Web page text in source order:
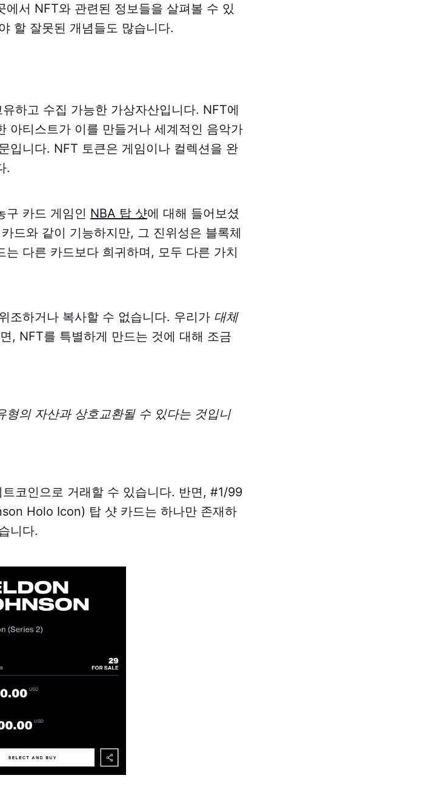
서 NFT와 관련된 정보들을 살펴볼 수 있
할 잘못된 개념들도 많습니다.
하고 수집 가능한 가상자산입니다. NFT에
아티스트가 이를 만들거나 세계적인 음악가
입니다. NFT 토큰은 게임이나 컬렉션을 완
.
구 카드 게임인 NBA 탑 샷에 대해 들어보셨
드와 같이 기능하지만, 그 진위성은 블록체
다른 카드보다 희귀하며, 모두 다른 가치
조하거나 복사할 수 없습니다. 우리가 대체
, NFT를 특별하게 만드는 것에 대해 조금
의 자산과 상호교환될 수 있다는 것입니
코인으로 거래할 수 있습니다. 반면, #1/99
Holo Icon) 탑 샷 카드는 하나만 존재하
니다.